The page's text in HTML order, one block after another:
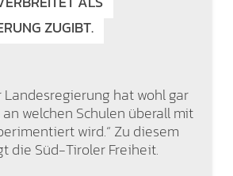
ZUGIBT.
Landesregierung hat wohl gar
welchen Schulen überall mit
wird.“ Zu diesem
die Süd-Tiroler Freiheit.